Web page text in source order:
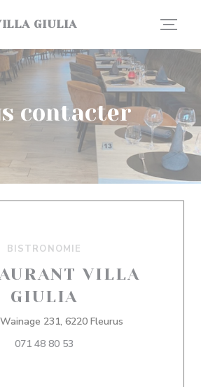
GIULIA
contacter
BISTRONOMIE
VILLA
GIULIA
231, 6220 Fleurus((ouvre une
071 48 80 53